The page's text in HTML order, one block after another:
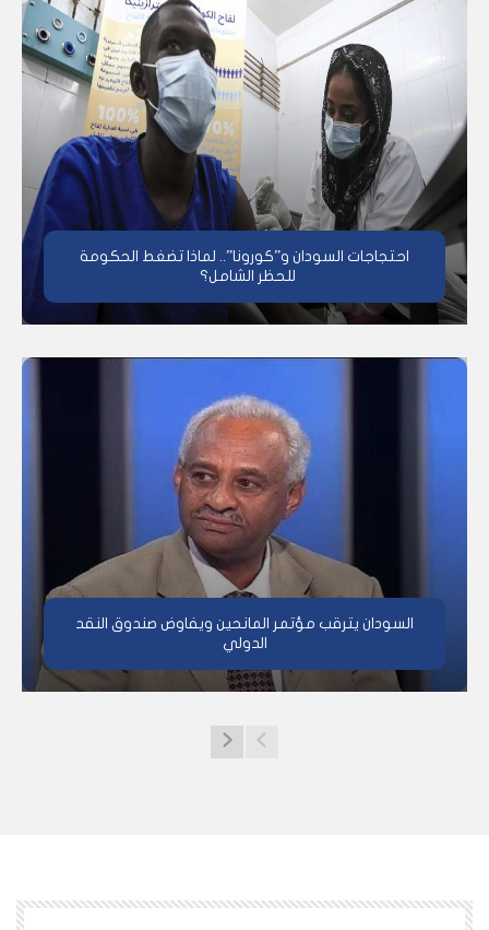
احتجاجات السودان و”كورونا”.. لماذا تضغط الحكومة
للحظر الشامل؟
السودان يترقب مؤتمر المانحين ويفاوض صندوق النقد
الدولي